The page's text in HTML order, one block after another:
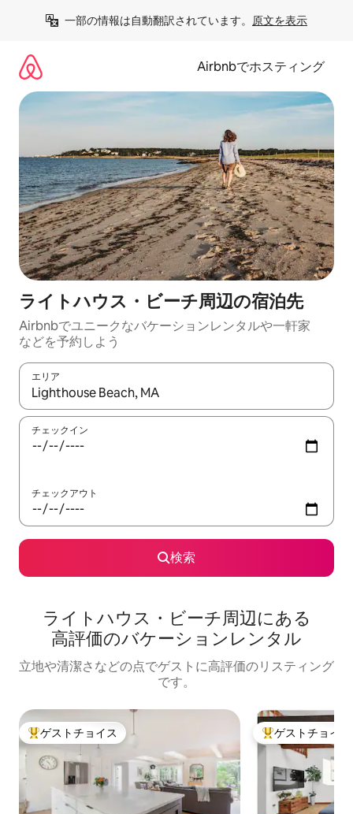
一部の情報は自動翻訳されています。 原文を表示
Airbnbでホスティング
ライトハウス・ビーチ⁠周⁠辺⁠の宿⁠泊⁠先
Airbnbでユニークなバ⁠ケ⁠ー⁠シ⁠ョ⁠ンレ⁠ン⁠タ⁠ルや一⁠軒⁠家
な⁠ど⁠を予⁠約⁠し⁠よ⁠う
エリア
検索結果が表示されたら、上下の矢印キーを使って移動するか
チェックイン
チェックアウト
検索
ライトハウス・ビーチ⁠周⁠辺⁠に⁠あ⁠る
高⁠評⁠価⁠のバ⁠ケ⁠ー⁠シ⁠ョ⁠ン⁠レ⁠ン⁠タ⁠ル
立地や清潔さなどの点でゲストに高評価のリスティング
です。
大好評のゲストチョイスです。
ゲストチョイス 大好評のゲスト
ゲストチョイス